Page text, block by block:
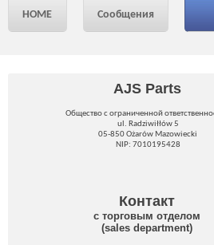
HOME Сообщения
AJS Parts
Общество с ограниченной
ul. Radziwiłłów 5
05-850 Ożarów Mazowiecki
NIP: 7010195428
Контакт
с торговым отделом
(sales department)